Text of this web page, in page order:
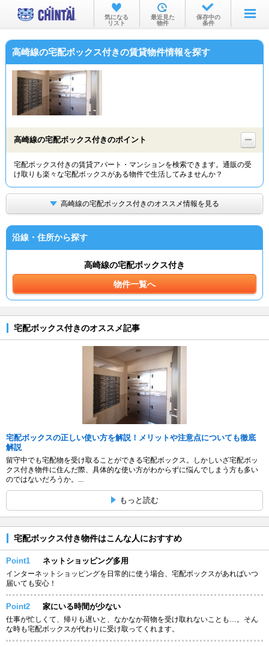
お部屋を探す
沿線・駅から
物件特集から
TOP
気になる
リスト
最近見た
物件
保存中の
条件
高崎線の宅配ボックス付きの賃貸物件情報を探す
高崎線の宅配ボックス付きのポイント
宅配ボックス付きの賃貸アパート・マンションを検索できます。通販の受
け取りも楽々な宅配ボックスがある物件で生活してみませんか？
高崎線の宅配ボックス付きのオススメ情報を見る
沿線・住所から探す
高崎線の宅配ボックス付き
物件一覧へ
宅配ボックス付きのオススメ記事
宅配ボックスの正しい使い方を解説！メリットや注意点についても徹底
解説
留守中でも宅配物を受け取ることができる宅配ボックス。しかしいざ宅配ボッ
クス付き物件に住んだ際、具体的な使い方がわからずに悩んでしまう方も多い
のではないだろうか。...
もっと読む
宅配ボックス付き物件はこんな人におすすめ
Point1 ネットショッピング多用
インターネットショッピングを日常的に使う場合、宅配ボックスがあればいつ
届いても安心！
Point2 家にいる時間が少ない
仕事が忙しくて、帰りも遅いと、なかなか荷物を受け取れないことも…。そん
な時も宅配ボックスが代わりに受け取ってくれます。